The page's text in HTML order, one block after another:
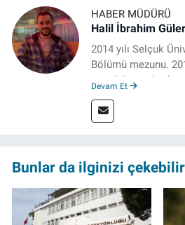
HABER MÜDÜRÜ
Halil İbrahim Güler
2014 yılı Selçuk
Bölümü mezunu.
çeşitli kurumlarda
müdürü olarak
Devam Et
Bunlar da ilginizi çekebilir